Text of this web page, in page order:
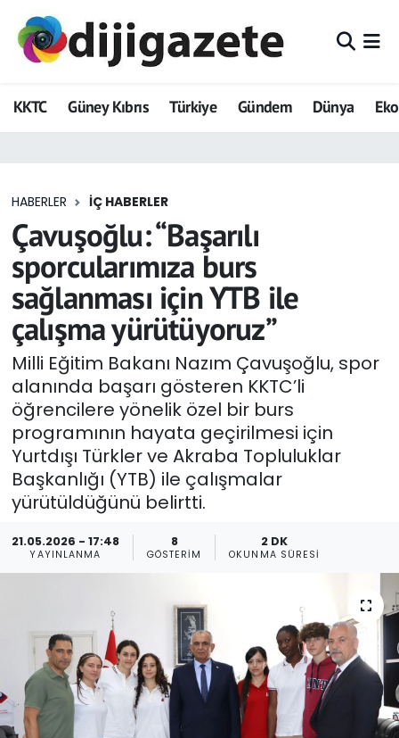
KKTC Güney Kıbrıs Türkiye Gündem Dünya
HABERLER İÇ HABERLER
Çavuşoğlu: “Başarılı
sporcularımıza burs
sağlanması için YTB ile
çalışma yürütüyoruz”
Milli Eğitim Bakanı Nazım Çavuşoğlu, spor
alanında başarı gösteren KKTC’li
öğrencilere yönelik özel bir burs
programının hayata geçirilmesi için
Yurtdışı Türkler ve Akraba Topluluklar
Başkanlığı (YTB) ile çalışmalar
yürütüldüğünü belirtti.
21.05.2026 - 17:48
YAYINLANMA
8
GÖSTERIM
2 DK
OKUNMA SÜRESI
ADVERTORIAL
Dijigazete
Eğitim
Ekonomi
Foto Galeri
GEZİ
Güncel
Gündem
KKTC
Kültür Sanat
Magazin
Moda
Nöbetçi Eczaneler
Hava Durumu
Trafik Durumu
Tüm Manşetler
Son Dakika Haberleri
Haber Arşivi